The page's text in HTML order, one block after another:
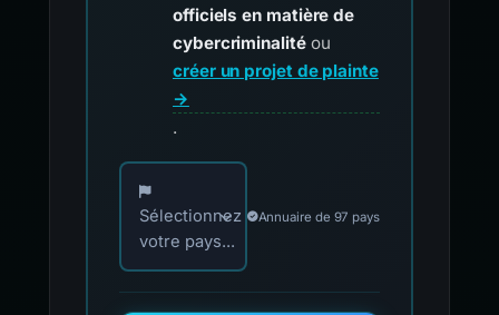
officiels en matière de
cybercriminalitéou
créer un projet de plainte
→
.
Choisissez votre pays pour les contacts
Sélectionnez
votre pays...
Annuaire de 97 pays